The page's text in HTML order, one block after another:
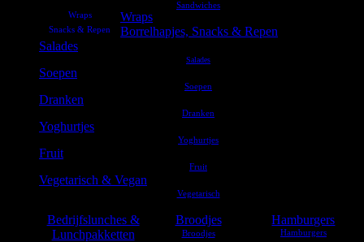
Wraps
Borrelhapjes, Snacks & Repen
Salades
Soepen
Dranken
Yoghurtjes
Fruit
Vegetarisch & Vegan
Bedrijfslunches &
Lunchpakketten
Broodjes Hamburgers